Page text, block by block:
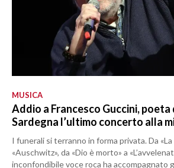
MUSICA
Addio a Francesco Guccini,
Sardegna l’ultimo concerto alla
I funerali si terranno in forma privata. Da
«Auschwitz», da «Dio è morto» a
inconfondibile voce roca ha accompagnato